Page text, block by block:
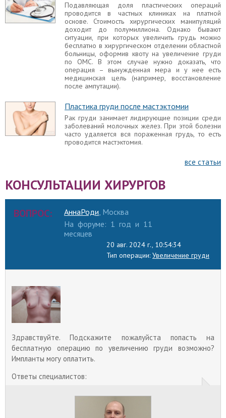
Подавляющая доля пластических операций
проводится в частных клиниках на платной
основе. Стоимость хирургических манипуляций
доходит до полумиллиона. Однако бывают
ситуации, при которых увеличить грудь можно
бесплатно в хирургическом отделении областной
больницы, оформив квоту на увеличение груди
по ОМС. В этом случае нужно доказать, что
операция – вынужденная мера и у нее есть
медицинская цель (например, восстановление
после ампутации).
Пластика груди после мастэктомии
Рак груди занимает лидирующие позиции среди
заболеваний молочных желез. При этой болезни
часто удаляется вся пораженная грудь, то есть
проводится мастэктомия.
все статьи
КОНСУЛЬТАЦИИ ХИРУРГОВ
ВОПРОС: АннаРоди , Москва
На форуме: 1 год и 11
месяцев
20 авг. 2024 г., 10:54:34
Тип операции: Увеличение груди
Здравствуйте. Подскажите пожалуйста попасть на
бесплатную операцию по увеличению груди возможно?
Импланты могу оплатить.
Ответы специалистов: